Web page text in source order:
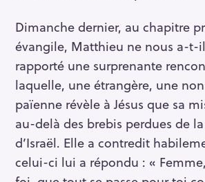
Dimanche dernier, au chapitre
évangile, Matthieu ne nous a-t-
rapporté une surprenante
laquelle, une étrangère, une
païenne révèle à Jésus que sa
au-delà des brebis perdues de
d’Israël. Elle a contredit
celui-ci lui a répondu : «